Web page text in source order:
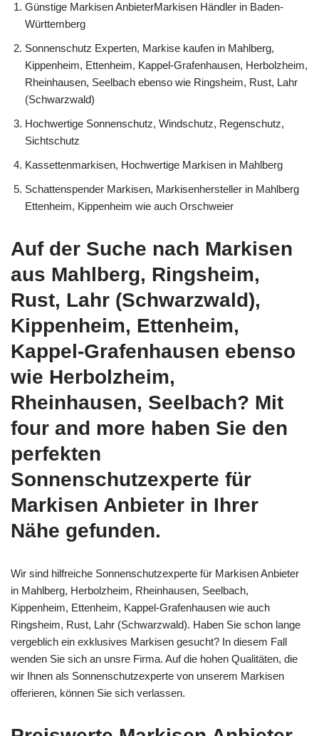
Günstige Markisen AnbieterMarkisen Händler in Baden-
Württemberg
Sonnenschutz Experten, Markise kaufen in Mahlberg,
Kippenheim, Ettenheim, Kappel-Grafenhausen, Herbolzheim,
Rheinhausen, Seelbach ebenso wie Ringsheim, Rust, Lahr
(Schwarzwald)
Hochwertige Sonnenschutz, Windschutz, Regenschutz,
Sichtschutz
Kassettenmarkisen, Hochwertige Markisen in Mahlberg
Schattenspender Markisen, Markisenhersteller in Mahlberg
Ettenheim, Kippenheim wie auch Orschweier
Auf der Suche nach Markisen
aus Mahlberg, Ringsheim,
Rust, Lahr (Schwarzwald),
Kippenheim, Ettenheim,
Kappel-Grafenhausen ebenso
wie Herbolzheim,
Rheinhausen, Seelbach? Mit
four and more haben Sie den
perfekten
Sonnenschutzexperte für
Markisen Anbieter in Ihrer
Nähe gefunden.
Wir sind hilfreiche Sonnenschutzexperte für Markisen Anbieter
in Mahlberg, Herbolzheim, Rheinhausen, Seelbach,
Kippenheim, Ettenheim, Kappel-Grafenhausen wie auch
Ringsheim, Rust, Lahr (Schwarzwald). Haben Sie schon lange
vergeblich ein exklusives Markisen gesucht? In diesem Fall
wenden Sie sich an unsre Firma. Auf die hohen Qualitäten, die
wir Ihnen als Sonnenschutzexperte von unserem Markisen
offerieren, können Sie sich verlassen.